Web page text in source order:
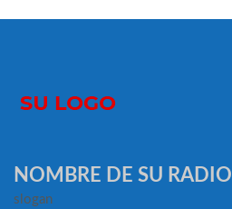
NOMBRE DE SU RADIO
slogan